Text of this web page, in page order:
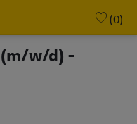
(0)
w/d) -